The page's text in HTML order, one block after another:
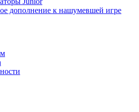
дополнение к нашумевшей игре